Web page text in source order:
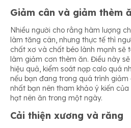
Giảm cân và giảm thèm
Nhiều người cho rằng hàm lượng
làm tăng cân, nhưng thực tế thì
chất xơ và chất béo lành mạnh sẽ
làm giảm cơn thèm ăn. Điều này
hiệu quả, kiểm soát nạp calo quá
nếu bạn đang trong quá trình
nhất bạn nên tham khảo ý kiến
hạt nên ăn trong một ngày.
Cải thiện xương và răng